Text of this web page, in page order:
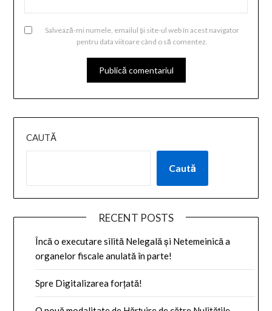
Salvează-mi numele, emailul și site-ul web în acest navigator
pentru data viitoare când o să comentez.
CAUTĂ
Caută
RECENT POSTS
Încă o executare silită Nelegală și Netemeinică a
organelor fiscale anulată în parte!
Spre Digitalizarea forțată!